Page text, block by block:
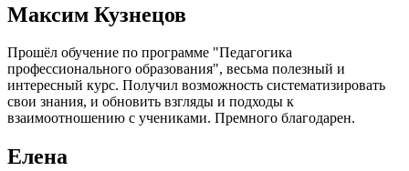
Максим Кузнецов
Прошёл обучение по программе "Педагогика
профессионального образования", весьма полезный и
интересный курс. Получил возможность систематизировать
свои знания, и обновить взгляды и подходы к
взаимоотношению с учениками. Премного благодарен.
Елена